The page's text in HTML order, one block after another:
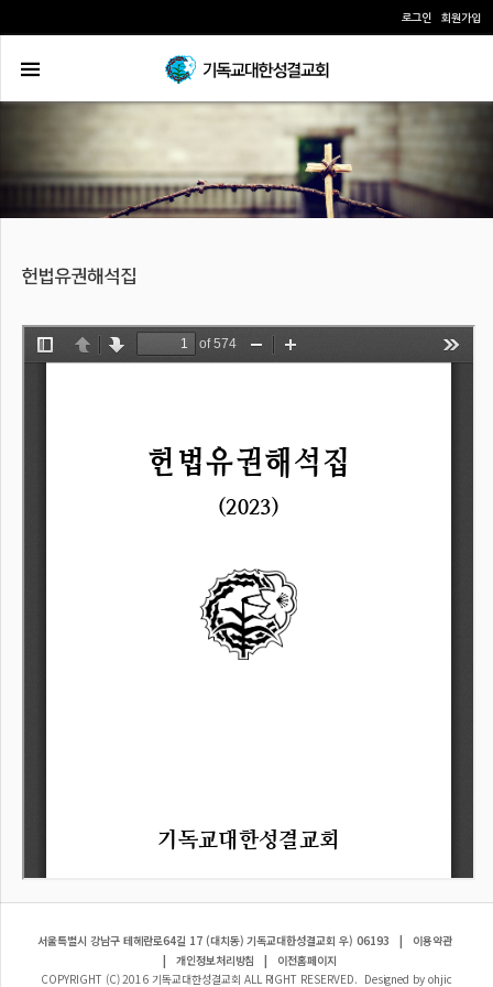
로그인 회원가입
서울특별시 강남구 테헤란로64길 17 (대치동) 기독교대한성결교회 우) 06193 |
이용약관
|
개인정보처리방침 |
이전홈페이지
COPYRIGHT (C) 2016 기독교대한성결교회 ALL RIGHT RESERVED. Designed by ohjic